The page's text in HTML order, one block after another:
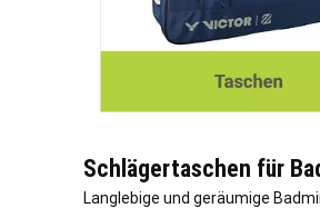
Schlägertaschen für
Langlebige und geräumige